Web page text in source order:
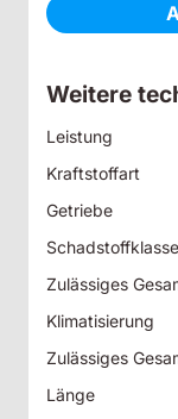
Weitere
Leistung
Kraftstoffart
Getriebe
Schadstoffklasse
Zulässiges
Klimatisierung
Zulässiges
Länge